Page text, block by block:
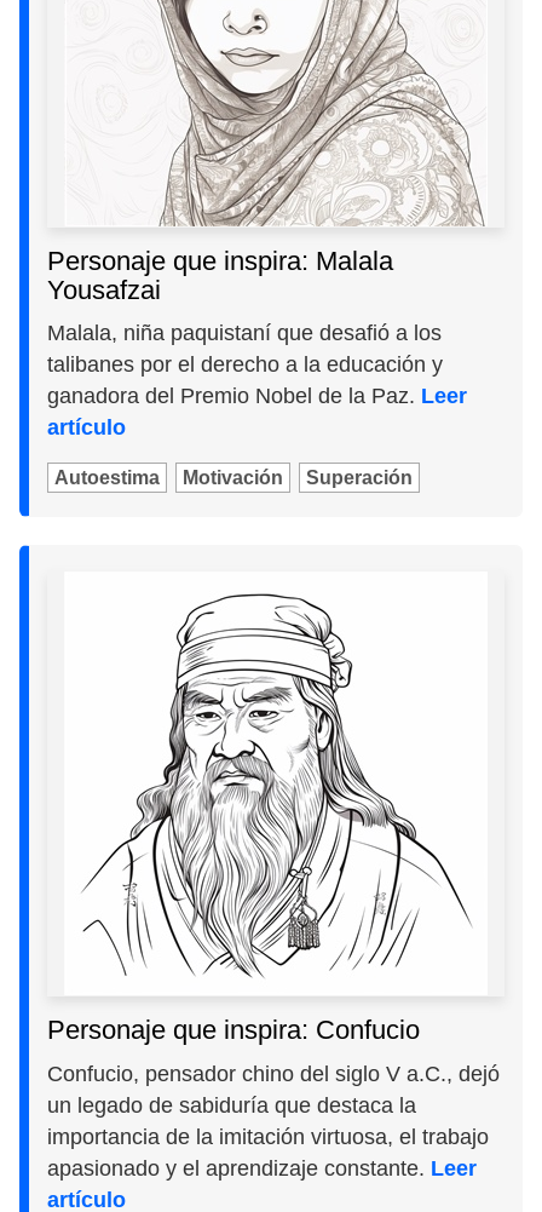
Personaje que inspira: Malala
Yousafzai
Malala, niña paquistaní que desafió a los
talibanes por el derecho a la educación y
ganadora del Premio Nobel de la Paz. Leer
artículo
Autoestima Motivación Superación
Personaje que inspira: Confucio
Confucio, pensador chino del siglo V a.C., dejó
un legado de sabiduría que destaca la
importancia de la imitación virtuosa, el trabajo
apasionado y el aprendizaje constante. Leer
artículo